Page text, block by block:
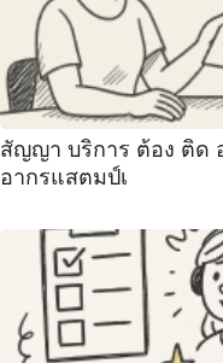
สัญญา บริการ ต้อง ติด
อากรแสตมป์เ